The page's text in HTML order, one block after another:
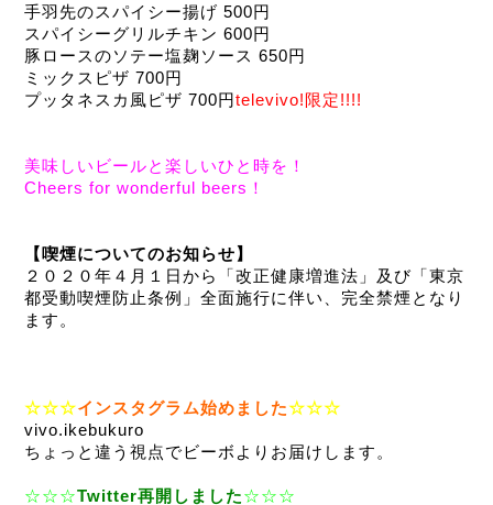
手羽先のスパイシー揚げ 500円
スパイシーグリルチキン 600円
豚ロースのソテー塩麹ソース 650円
ミックスピザ 700円
プッタネスカ風ピザ 700円televivo!限定!!!!
美味しいビールと楽しいひと時を！
Cheers for wonderful beers！
【喫煙についてのお知らせ】
２０２０年４月１日から「改正健康増進法」及び「東京
都受動喫煙防止条例」全面施行に伴い、完全禁煙となり
ます。
☆☆☆インスタグラム始めました☆☆☆
vivo.ikebukuro
ちょっと違う視点でビーボよりお届けします。
☆☆☆Twitter再開しました☆☆☆